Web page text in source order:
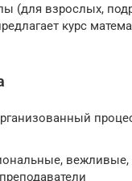
(для взрослых,
курс
вежливые,